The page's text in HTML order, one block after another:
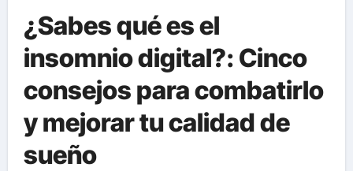
¿Sabes qué es el
insomnio digital?: Cinco
consejos para combatirlo
y mejorar tu calidad de
sueño